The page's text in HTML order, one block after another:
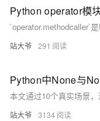
站大爷 291
站大爷 3134